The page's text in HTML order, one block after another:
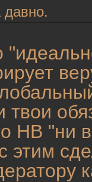
давно.
твои
НВ "ни
этим